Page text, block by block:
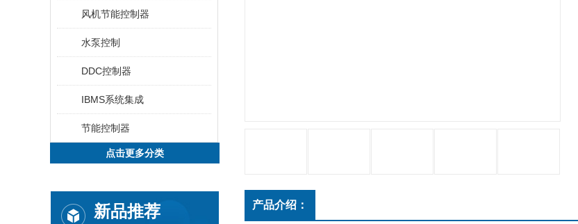
风机节能控制器
水泵控制
DDC控制器
IBMS系统集成
节能控制器
点击更多分类
新品推荐 产品介绍：